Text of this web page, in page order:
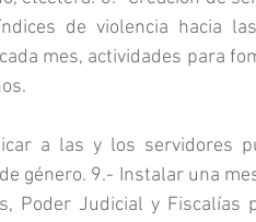
de violencia hacia
mes, actividades para
a las y los servidores
género. 9.- Instalar una
Poder Judicial y Fiscalías